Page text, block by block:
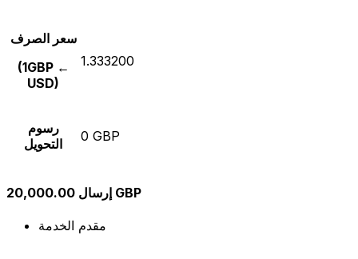
سعر الصرف
(1GBP ←
USD)
1.333200
رسوم
التحويل
0 GBP
إرسال 20,000.00 GBP
مقدم الخدمة